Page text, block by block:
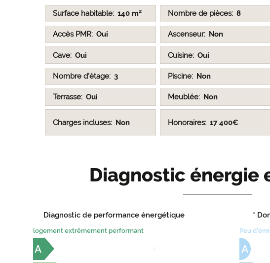
Surface habitable 140 m² Nombre de pièces 8
Accès PMR Oui Ascenseur Non
Cave Oui Cuisine Oui
Nombre d'étage 3 Piscine Non
Terrasse Oui Meublée Non
Charges incluses Non Honoraires 17 400€
Diagnostic énergie
Diagnostic de performance énergétique
logement extrêmement performant
A
*
Peu
A